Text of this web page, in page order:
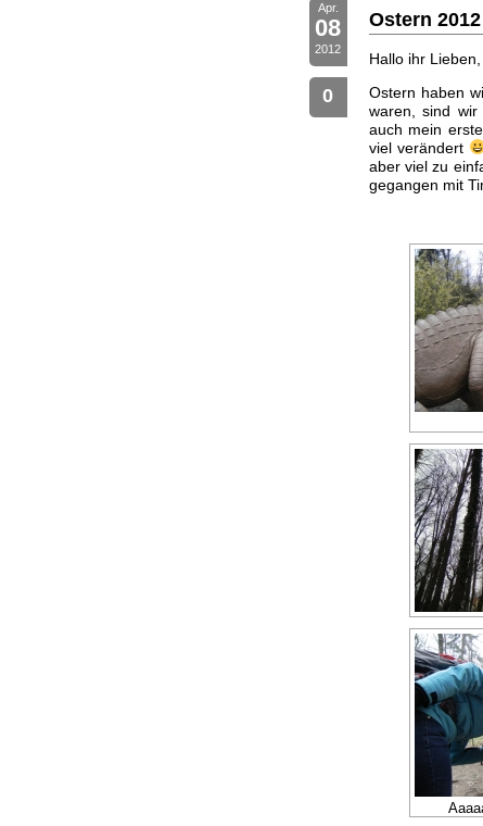
Apr.
08
2012
0
Ostern 2012
Hallo ihr Lieben,
Ostern haben
waren, sind wir
auch mein
viel verändert
aber viel zu
gegangen mit